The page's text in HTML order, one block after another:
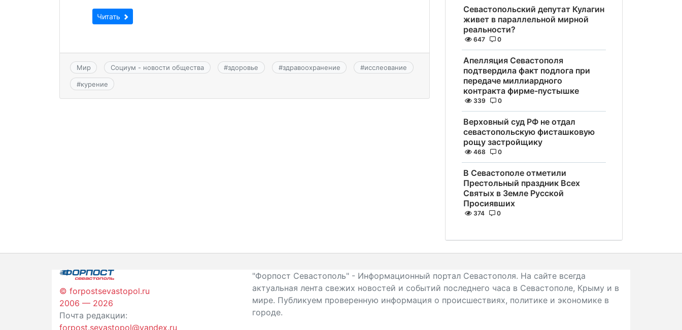
Читать
Мир Социум - новости общества #здоровье #здравоохранение #исслеование
#курение
Севастопольский депутат Кулагин
живет в параллельной мирной
реальности?
647 0
Апелляция Севастополя
подтвердила факт подлога при
передаче миллиардного
контракта фирме-пустышке
339 0
Верховный суд РФ не отдал
севастопольскую фисташковую
рощу застройщику
468 0
В Севастополе отметили
Престольный праздник Всех
Святых в Земле Русской
Просиявших
374 0
© forpostsevastopol.ru
2006 — 2026
Почта редакции:
forpost.sevastopol@yandex.ru
"Форпост Севастополь" - Информационный портал Севастополя. На сайте всегда
актуальная лента свежих новостей и событий последнего часа в Севастополе, Крыму и в
мире. Публикуем проверенную информация о происшествиях, политике и экономике в
городе.